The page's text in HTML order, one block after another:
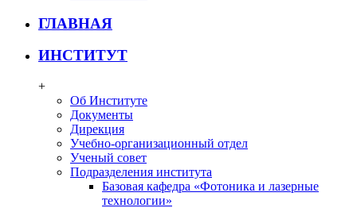
ГЛАВНАЯ
ИНСТИТУТ
+
Об Институте
Документы
Дирекция
Учебно-организационный отдел
Ученый совет
Подразделения института
Базовая кафедра «Фотоника и лазерные
технологии»